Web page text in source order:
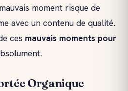
moment risque de
avec un contenu de qualité.
ces mauvais moments pour
Organique